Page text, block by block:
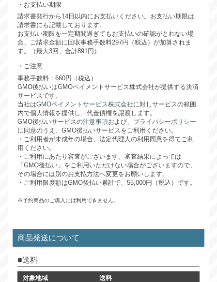
お支払い期限
請求書発行から14日以内にお支払いください。お支払い期限は
請求書にも記載しております。
お支払い期限を一定期間過ぎてもお支払いの確認がとれない場
合、ご請求金額に回収事務手数料297円（税込）が加算されま
す。（最大3回、合計891円）
ご注意
事務手数料：660円（税込）
GMO後払いはGMOペイメントサービス株式会社が提供する決済
サービスです。
当社はGMOペイメントサービス株式会社に対しサービスの範囲
内で個人情報を提供し、代金債権を譲渡します。
GMO後払いサービスの注意事項および、 プライバシーポリシー
に同意のうえ、GMO後払いサービスをご利用ください。
・ご利用者が未成年の場合、法定代理人の利用同意を得てご利
用ください。
・ご利用にあたり審査がございます。審査結果によっては
「GMO後払い」をご利用いただけない場合がございますので、
その場合には別のお支払方法へ変更をお願いします。
・ご利用限度額はGMO後払い累計で、55,000円（税込）です。
※予約商品のご購入には利用できません。
商品発送について
送料
対象地域
送料